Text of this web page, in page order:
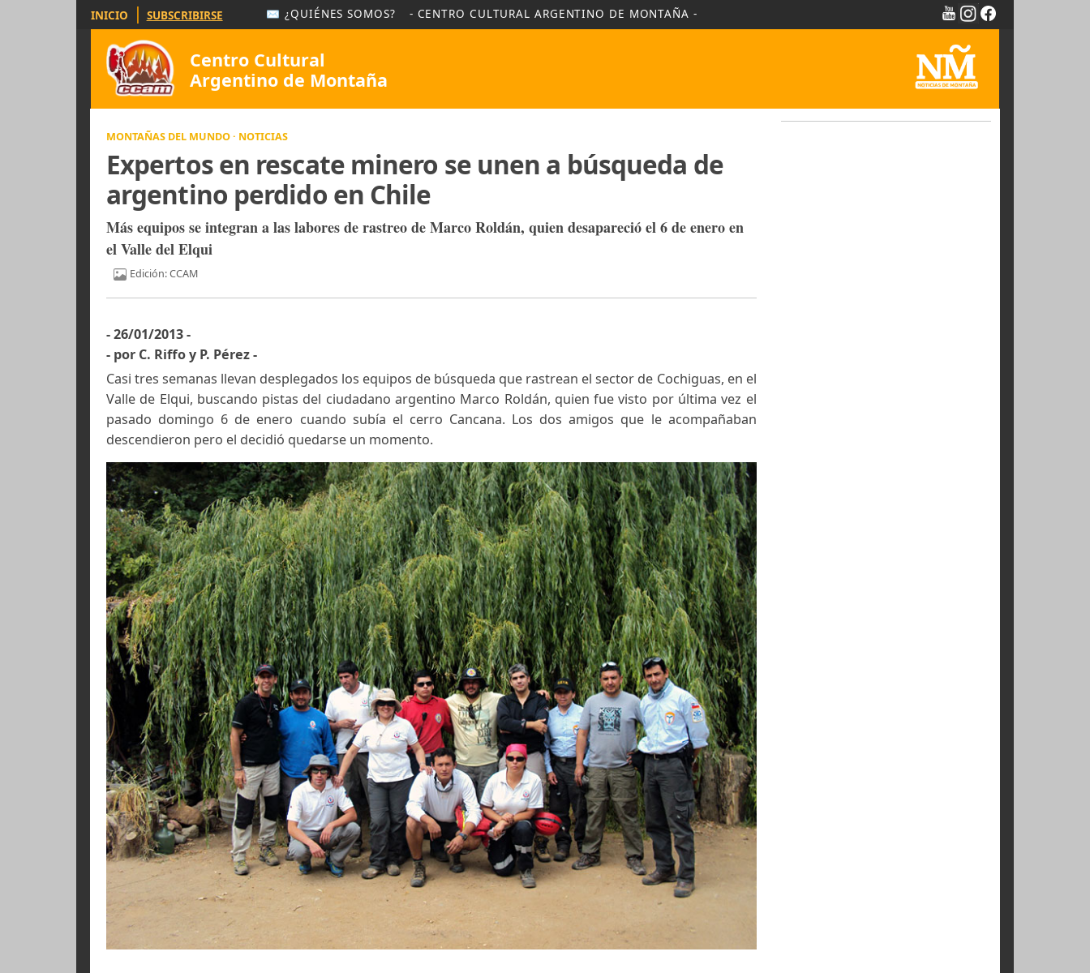
INICIO | SUBSCRIBIRSE ✉ ¿QUIÉNES SOMOS? - CENTRO CULTURAL ARGENTINO DE MONTAÑA -
Centro Cultural
Argentino de Montaña
MONTAÑAS DEL MUNDO · NOTICIAS
Expertos en rescate minero se unen a búsqueda de
argentino perdido en Chile
Más equipos se integran a las labores de rastreo de Marco Roldán, quien desapareció el 6 de enero en
el Valle del Elqui
- 26/01/2013 -
- por C. Riffo y P. Pérez -
Casi tres semanas llevan desplegados los equipos de búsqueda que rastrean el sector de Cochiguas, en el
Valle de Elqui, buscando pistas del ciudadano argentino Marco Roldán, quien fue visto por última vez el
pasado domingo 6 de enero cuando subía el cerro Cancana. Los dos amigos que le acompañaban
descendieron pero el decidió quedarse un momento.